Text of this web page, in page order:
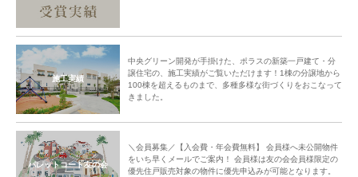
施工実績
中央グリーン開発が手掛けた、ポラスの新築一戸建て・分
譲住宅の、施工実績がご覧いただけます！1棟の分譲地から
100棟を超えるものまで、多種多様な街づくりをおこなって
きました。
パレットコート友の会
＼会員募集／【入会費・年会費無料】 会員様へ未公開物件
をいち早くメールでご案内！ 会員様は友の会会員様限定の
優先住戸販売対象の物件に優先申込みが可能となります。